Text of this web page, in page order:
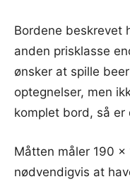
Bordene beskrevet
anden prisklasse
ønsker at spille
optegnelser, men
komplet bord, så
Måtten måler 190 x
nødvendigvis at